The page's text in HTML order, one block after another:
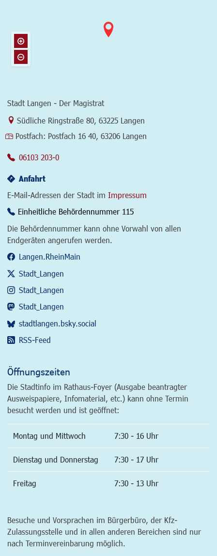
Stadt Langen - Der Magistrat
Link zur Google-Maps Navigation
Südliche Ringstraße 80 63225 Langen
Postfach: Postfach 16 40, 63206 Langen
06103 203-0
Anfahrt
E-Mail-Adressen der Stadt im Impressum
Einheitliche Behördennummer 115
Die Behördennummer kann ohne Vorwahl von allen
Endgeräten angerufen werden.
Langen.RheinMain
Stadt_Langen
Stadt_Langen
Stadt_Langen
stadtlangen.bsky.social
RSS-Feed
Öffnungszeiten
Die Stadtinfo im Rathaus-Foyer (Ausgabe beantragter
Ausweispapiere, Infomaterial, etc.) kann ohne Termin
besucht werden und ist geöffnet:
Montag und Mittwoch 7:30 - 16 Uhr
Dienstag und Donnerstag 7:30 - 17 Uhr
Freitag 7:30 - 13 Uhr
Besuche und Vorsprachen im Bürgerbüro, der Kfz-
Zulassungsstelle und in allen anderen Bereichen sind nur
nach Terminvereinbarung möglich.